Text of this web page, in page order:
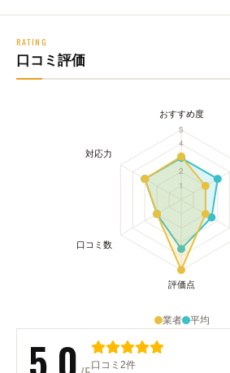
RATING
口コミ評価
業者 平均
5.0 口コミ2件